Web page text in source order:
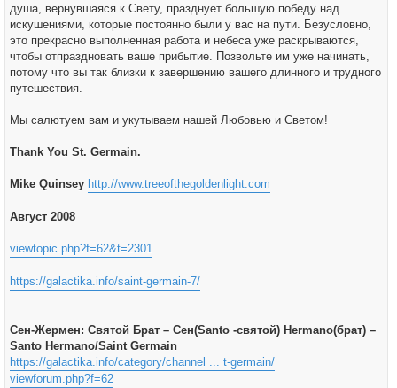
душа, вернувшаяся к Свету, празднует большую победу над
искушениями, которые постоянно были у вас на пути. Безусловно,
это прекрасно выполненная работа и небеса уже раскрываются,
чтобы отпраздновать ваше прибытие. Позвольте им уже начинать,
потому что вы так близки к завершению вашего длинного и трудного
путешествия.
Мы салютуем вам и укутываем нашей Любовью и Светом!
Thank You St. Germain.
Mike Quinsey http://www.treeofthegoldenlight.com
Август 2008
viewtopic.php?f=62&t=2301
https://galactika.info/saint-germain-7/
Сен-Жермен: Святой Брат – Сен(Santo -святой) Hermano(брат) –
Santo Hermano/Saint Germain
https://galactika.info/category/channel ... t-germain/
viewforum.php?f=62